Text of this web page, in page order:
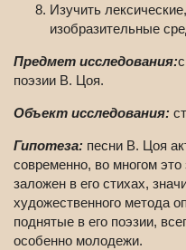
Изучить
изобразительные
Предмет исследования:
поэзии В. Цоя.
Объект исследования:
Гипотеза: песни В. Цоя
современно, во многом
заложен в его стихах,
художественного метода
поднятые в его поэзии,
особенно молодежи.